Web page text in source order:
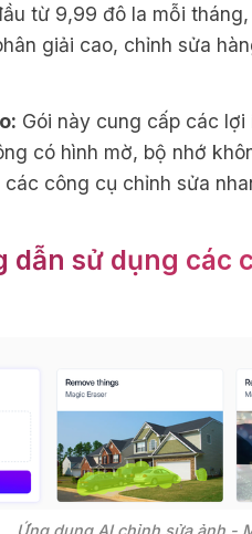
từ 9,99 đô la mỗi
giải cao, chỉnh sửa
Gói này cung cấp các
có hình mờ, bộ nhớ
công cụ chỉnh sửa
dẫn sử dụng các